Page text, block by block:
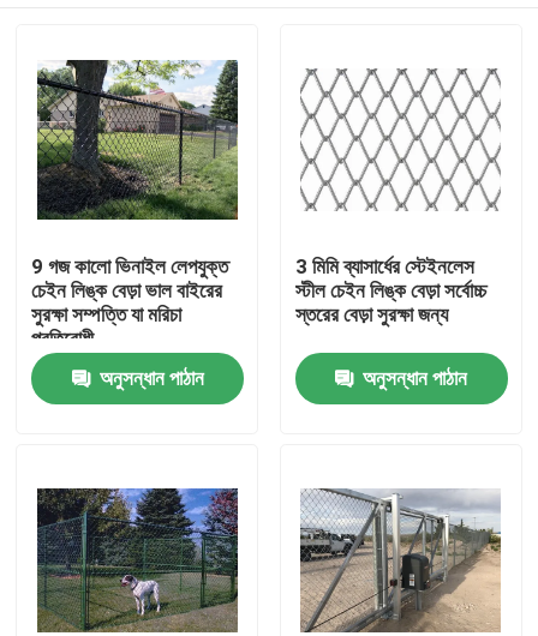
পণ্য
আমাদের সম্বন্ধে
9 গজ কালো ভিনাইল লেপযুক্ত
চেইন লিঙ্ক বেড়া ভাল বাইরের
সুরক্ষা সম্পত্তি যা মরিচা
প্রতিরোধী
অনুসন্ধান পাঠান
3 মিমি ব্যাসার্ধের স্টেইনলেস
স্টীল চেইন লিঙ্ক বেড়া সর্বোচ্চ
স্তরের বেড়া সুরক্ষা জন্য
অনুসন্ধান পাঠান